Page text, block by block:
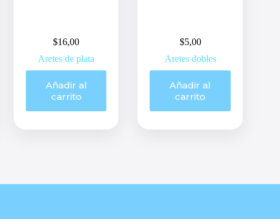
$16,00
Aretes de plata
Añadir al
carrito
$5,00
Aretes dobles
Añadir al
carrito